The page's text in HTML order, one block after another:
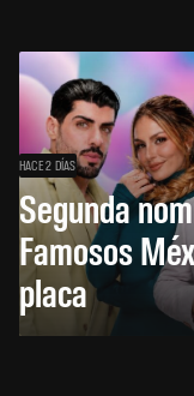
HACE 2 DÍAS
Segunda
Famosos
placa